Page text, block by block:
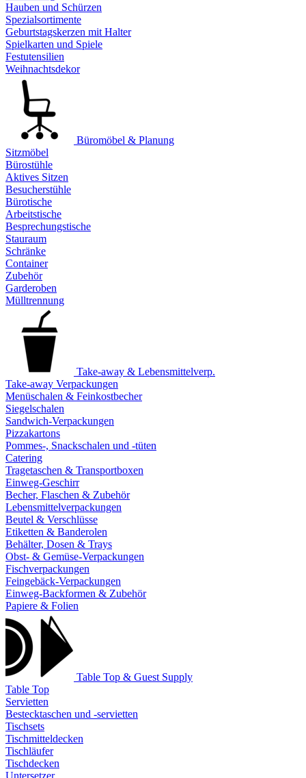
Hauben und Schürzen
Spezialsortimente
Geburtstagskerzen mit Halter
Spielkarten und Spiele
Festutensilien
Weihnachtsdekor
Büromöbel & Planung
Sitzmöbel
Bürostühle
Aktives Sitzen
Besucherstühle
Bürotische
Arbeitstische
Besprechungstische
Stauraum
Schränke
Container
Zubehör
Garderoben
Mülltrennung
Take-away & Lebensmittelverp.
Take-away Verpackungen
Menüschalen & Feinkostbecher
Siegelschalen
Sandwich-Verpackungen
Pizzakartons
Pommes-, Snackschalen und -tüten
Catering
Tragetaschen & Transportboxen
Einweg-Geschirr
Becher, Flaschen & Zubehör
Lebensmittelverpackungen
Beutel & Verschlüsse
Etiketten & Banderolen
Behälter, Dosen & Trays
Obst- & Gemüse-Verpackungen
Fischverpackungen
Feingebäck-Verpackungen
Einweg-Backformen & Zubehör
Papiere & Folien
Table Top & Guest Supply
Table Top
Servietten
Bestecktaschen und -servietten
Tischsets
Tischmitteldecken
Tischläufer
Tischdecken